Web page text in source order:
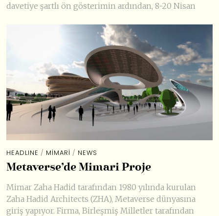
davetiye şartlı ön gösterimin ardından, 8-20 Nisan
HEADLINE / MIMARI / NEWS
Metaverse’de Mimari Proje
Mimar Zaha Hadid tarafından 1980 yılında kurulan
Zaha Hadid Architects (ZHA), Metaverse dünyasına
giriş yapıyor. Firma, Birleşmiş Milletler tarafından